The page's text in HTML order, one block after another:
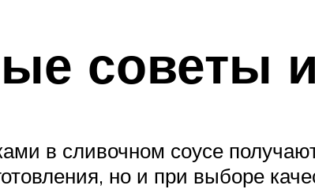
советы
в сливочном соусе
но и при выборе